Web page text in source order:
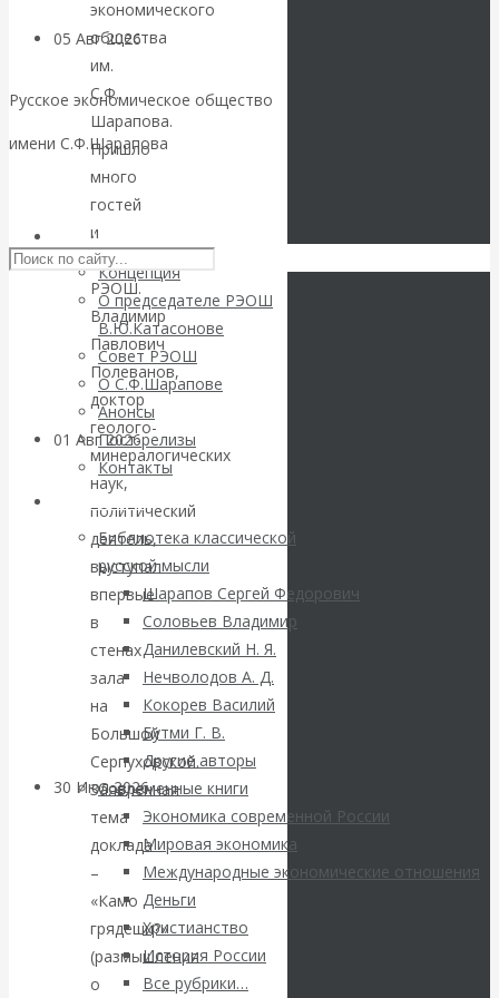
Русское экономическое общество
имени С.Ф.Шарапова
Skip to content
РЭОШ
Концепция
О председателе РЭОШ
В.Ю.Катасонове
Совет РЭОШ
О С.Ф.Шарапове
Анонсы
Пост-релизы
Контакты
Библиотека классической
русской мысли
Шарапов Сергей Федорович
Соловьев Владимир
Данилевский Н. Я.
Нечволодов А. Д.
Кокорев Василий
Бутми Г. В.
Другие авторы
Современные книги
Экономика современной России
Мировая экономика
Международные экономические отношения
Деньги
Христианство
История России
Все рубрики…
05 Авг 2026Деньги
Валентин
Катасонов. Еще
раз на тему
блокировки
банковских
счетов
01 Авг 2026Геополитика
ВАлентин
Катасонов.
Саммит НАТО в
Турции: Drang
nach Osten
30 Июл 2026Банки
Валентин
Катасонов. Кто
определяет
экономического
общества
им.
С.Ф.
Шарапова.
Пришло
много
гостей
и
членов
РЭОШ.
Владимир
Павлович
Полеванов,
доктор
геолого-
минералогических
наук,
политический
деятель,
выступал
впервые
в
стенах
зала
на
Большой
Серпуховской.
Заявленная
тема
доклада
–
«Камо
грядеши?»
(размышления
о